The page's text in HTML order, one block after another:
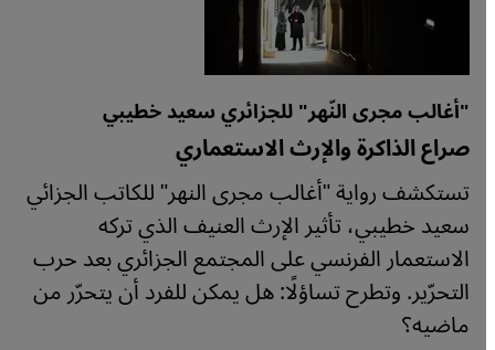
"أغالب مجرى النّهر" للجزائري سعيد خطيبي
صراع الذاكرة والإرث الاستعماري
تستكشف رواية "أغالب مجرى النهر" للكاتب الجزائي
سعيد خطيبي، تأثير الإرث العنيف الذي تركه
الاستعمار الفرنسي على المجتمع الجزائري بعد حرب
التحرّير. وتطرح تساؤلًا: هل يمكن للفرد أن يتحرّر من
ماضيه؟